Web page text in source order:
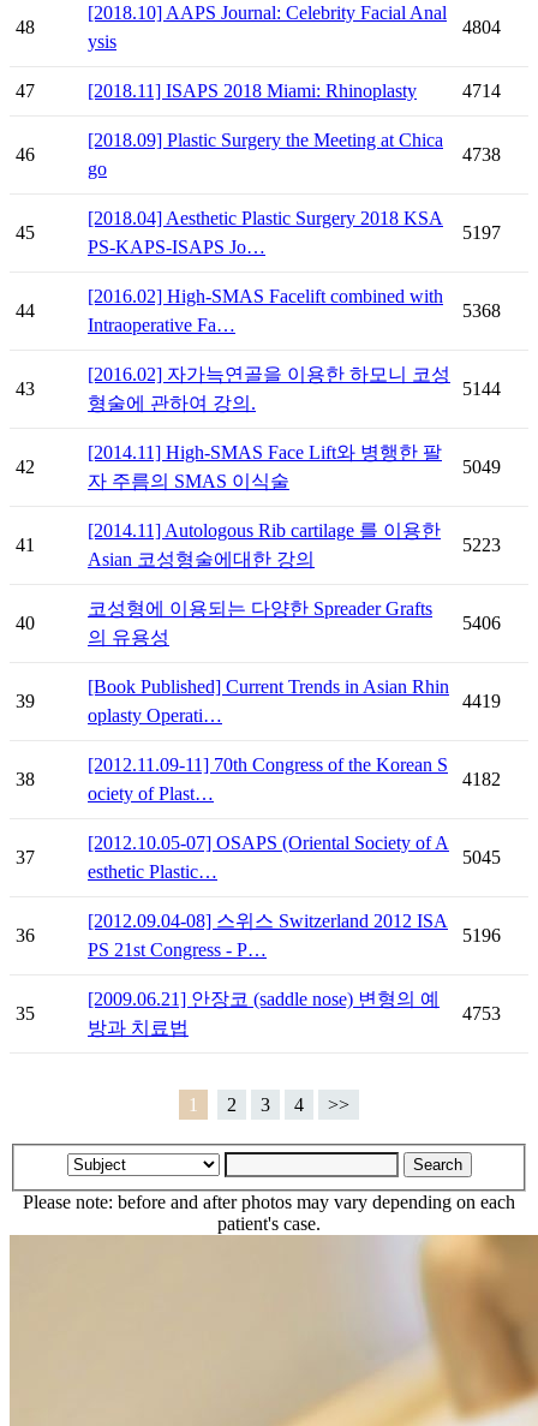
48
[2018.10] AAPS Journal: Celebrity Facial Anal
ysis
4804
47 [2018.11] ISAPS 2018 Miami: Rhinoplasty 4714
46
[2018.09] Plastic Surgery the Meeting at Chica
go
4738
45
[2018.04] Aesthetic Plastic Surgery 2018 KSA
PS-KAPS-ISAPS Jo…
5197
44
[2016.02] High-SMAS Facelift combined with
Intraoperative Fa…
5368
43
[2016.02] 자가늑연골을 이용한 하모니 코성
형술에 관하여 강의.
5144
42
[2014.11] High-SMAS Face Lift와 병행한 팔
자 주름의 SMAS 이식술
5049
41
[2014.11] Autologous Rib cartilage 를 이용한
Asian 코성형술에대한 강의
5223
40
코성형에 이용되는 다양한 Spreader Grafts
의 유용성
5406
39
[Book Published] Current Trends in Asian Rhin
oplasty Operati…
4419
38
[2012.11.09-11] 70th Congress of the Korean S
ociety of Plast…
4182
37
[2012.10.05-07] OSAPS (Oriental Society of A
esthetic Plastic…
5045
36
[2012.09.04-08] 스위스 Switzerland 2012 ISA
PS 21st Congress - P…
5196
35
[2009.06.21] 안장코 (saddle nose) 변형의 예
방과 치료법
4753
1 2 3 4 >>
Please note: before and after photos may vary depending on each
patient's case.